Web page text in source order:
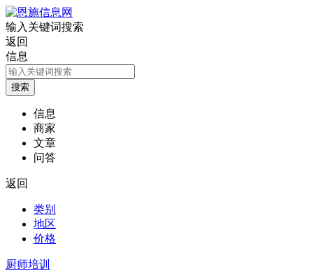
输入关键词搜索
返回
信息
信息
商家
文章
问答
返回
类别
地区
价格
厨师培训